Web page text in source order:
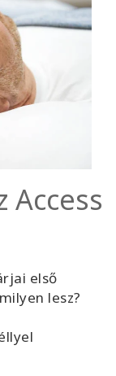
Access
első
lesz?